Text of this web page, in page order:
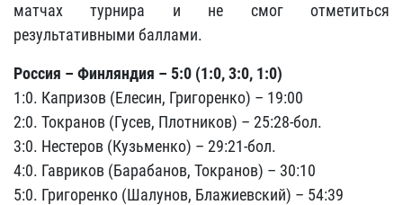
матчах турнира и не смог отметиться
результативными баллами.
Россия – Финляндия – 5:0 (1:0, 3:0, 1:0)
1:0. Капризов (Елесин, Григоренко) – 19:00
2:0. Токранов (Гусев, Плотников) – 25:28-бол.
3:0. Нестеров (Кузьменко) – 29:21-бол.
4:0. Гавриков (Барабанов, Токранов) – 30:10
5:0. Григоренко (Шалунов, Блажиевский) – 54:39